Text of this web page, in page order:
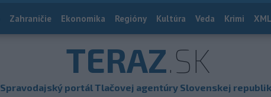
Zahraničie Ekonomika Regióny Kultúra Veda Krimi
TERAZ.SK
Spravodajský portál Tlačovej agentúry Slovenskej